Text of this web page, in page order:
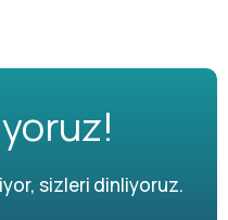
sizleri dinliyoruz.